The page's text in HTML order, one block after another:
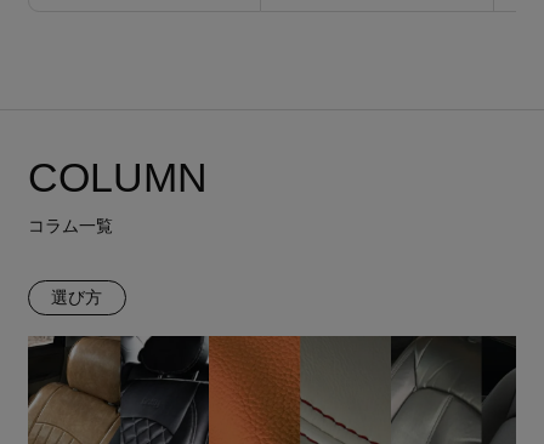
COLUMN
コラム一覧
選び方